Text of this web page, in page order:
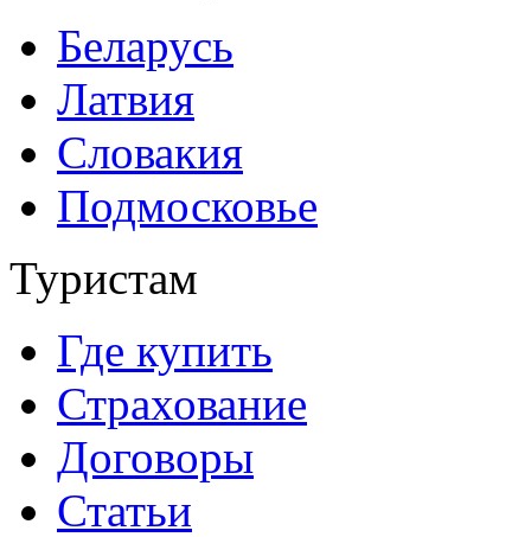
Беларусь
Латвия
Словакия
Подмосковье
Туристам
Где купить
Страхование
Договоры
Статьи